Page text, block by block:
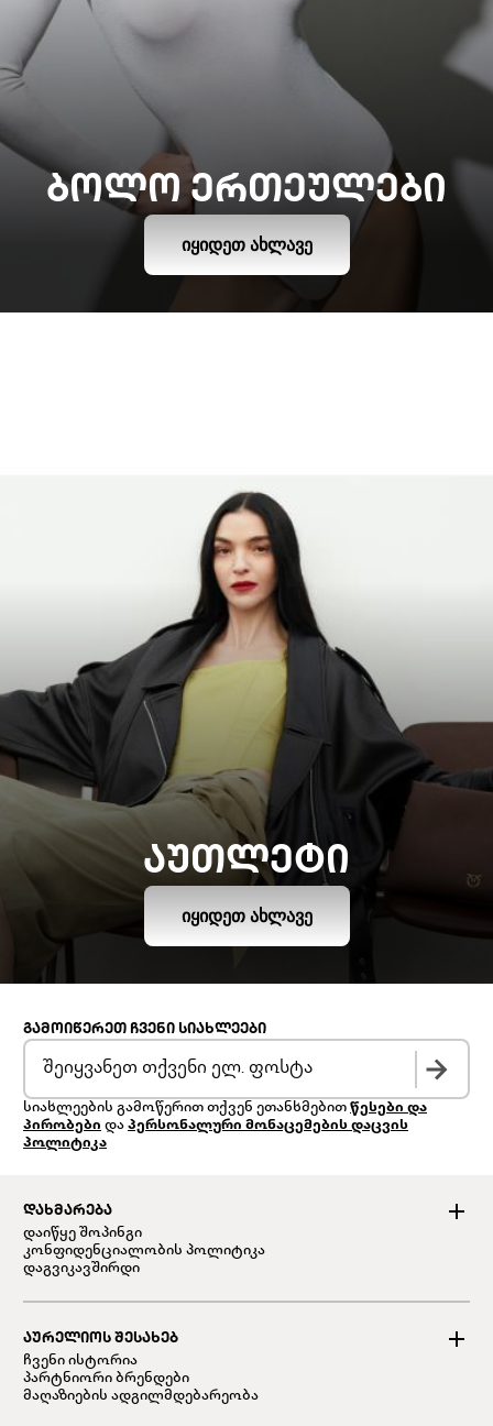
ᲑᲝᲚᲝ ᲔᲠᲗᲔᲣᲚᲔᲑᲘ
ᲘᲧᲘᲓᲔᲗ ᲐᲮᲚᲐᲕᲔ
ᲐᲣᲗᲚᲔᲢᲘ
ᲘᲧᲘᲓᲔᲗ ᲐᲮᲚᲐᲕᲔ
ᲓᲐᲮᲛᲐᲠᲔᲑᲐ
დაიწყე შოპინგი
კონფიდენციალობის პოლიტიკა
დაგვიკავშირდი
ᲐᲣᲠᲔᲚᲘᲝᲡ ᲨᲔᲡᲐᲮᲔᲑ
ჩვენი ისტორია
პარტნიორი ბრენდები
მაღაზიების ადგილმდებარეობა
ᲒᲐᲛᲝᲘᲬᲔᲠᲔᲗ ᲩᲕᲔᲜᲘ ᲡᲘᲐᲮᲚᲔᲔᲑᲘ
სიახლეების გამოწერით თქვენ ეთანხმებით წესები და
პირობები და პერსონალური მონაცემების დაცვის
პოლიტიკა